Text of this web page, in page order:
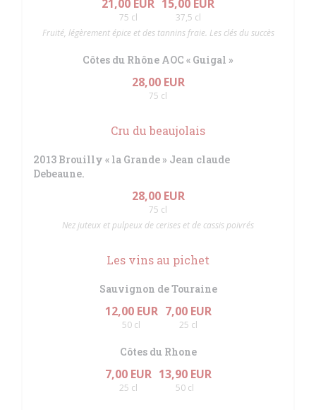
21,00 EUR
75 cl
15,00 EUR
37,5 cl
Fruité, légèrement épice et des tannins fraie. Les clés du succès
Côtes du Rhône AOC « Guigal »
28,00 EUR
75 cl
Cru du beaujolais
2013 Brouilly « la Grande » Jean claude
Debeaune.
28,00 EUR
75 cl
Nez juteux et pulpeux de cerises et de cassis poivrés
Les vins au pichet
Sauvignon de Touraine
12,00 EUR
50 cl
7,00 EUR
25 cl
Côtes du Rhone
7,00 EUR
25 cl
13,90 EUR
50 cl